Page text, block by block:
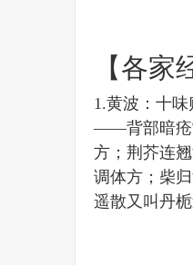
【各家
1.黄波：十
——背部暗疮
方；荆芥连
调体方；柴
遥散又叫丹